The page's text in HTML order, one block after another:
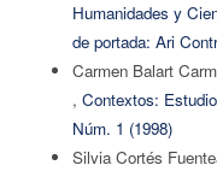
Humanidades y
de portada: Ari
Carmen Balart
, Contextos:
Núm. 1 (1998)
Silvia Cortés